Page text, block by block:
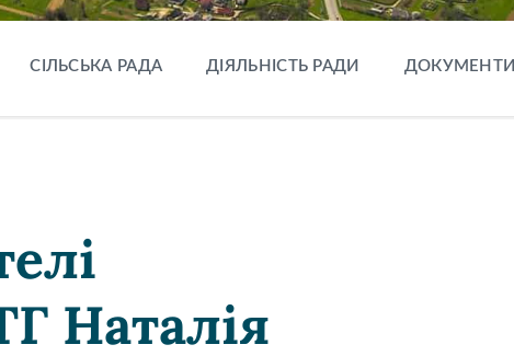
СІЛЬСЬКА РАДА ДІЯЛЬНІСТЬ РАДИ ДОКУМЕНТИ
Наталія